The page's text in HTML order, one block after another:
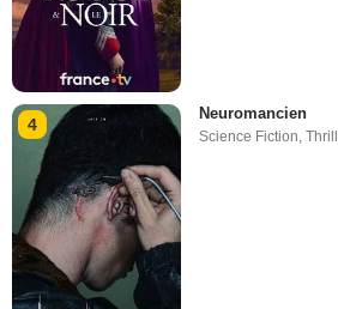
4
Neuromancien
Science Fiction,